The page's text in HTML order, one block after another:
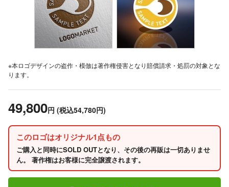
※本ロゴデザインの盗作・模倣は著作権侵害となり賠償請求・処罰の対象とな
ります。
49,800円 (税込54,780円)
このロゴはオリジナル1点もの
ご購入と同時にSOLD OUTとなり、その後の再販は一切ありませ
ん。 著作権はお客様に完全譲渡されます。